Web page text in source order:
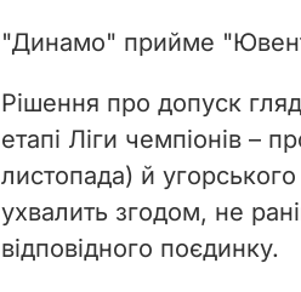
"Динамо" прийме
Рішення про допуск
етапі Ліги чемпіонів –
листопада) й
ухвалить згодом, не
відповідного поєдинку.